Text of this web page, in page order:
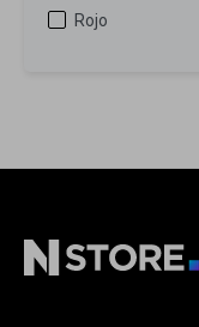
Rojo